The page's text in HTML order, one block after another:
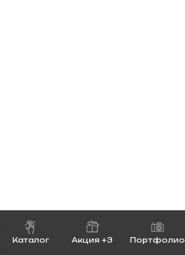
Каталог Акция +3 Портфолио